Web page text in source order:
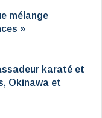
mélange
»
karaté et
Okinawa et